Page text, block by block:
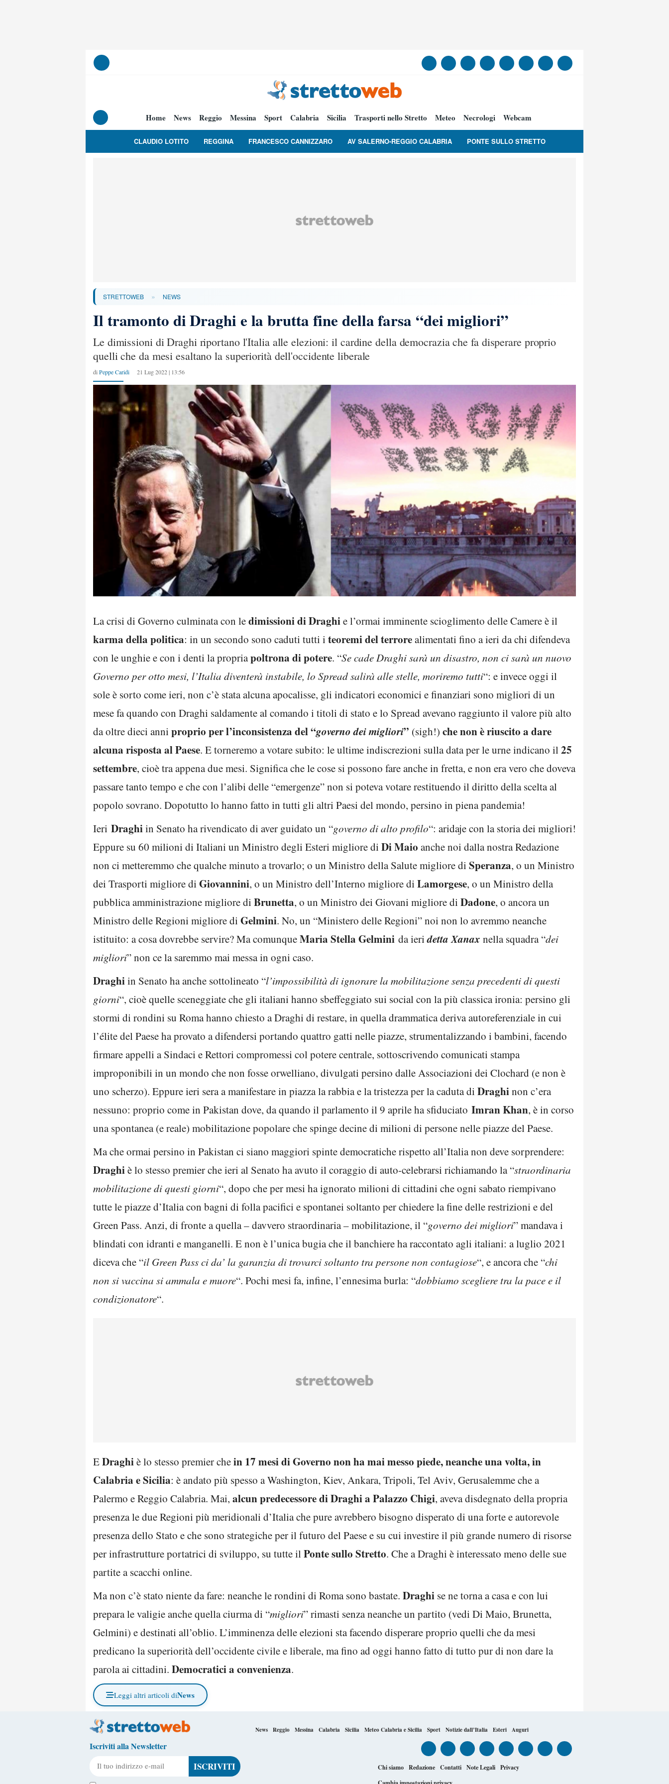
Home News Reggio Messina Sport Calabria Sicilia Trasporti nello Stretto Meteo Necrologi Webcam
CLAUDIO LOTITO REGGINA FRANCESCO CANNIZZARO AV SALERNO-REGGIO CALABRIA PONTE SULLO STRETTO
STRETTOWEB » NEWS
Il tramonto di Draghi e la brutta fine della farsa “dei migliori”
Le dimissioni di Draghi riportano l'Italia alle elezioni: il cardine della democrazia che fa disperare proprio
quelli che da mesi esaltano la superiorità dell'occidente liberale
di Peppe Caridi 21 Lug 2022 | 13:56
La crisi di Governo culminata con ledimissioni di Draghie l’ormai imminente scioglimento delle Camere è il
karma della politica: in un secondo sono caduti tutti i teoremi del terrorealimentati fino a ieri da chi difendeva
con le unghie e con i denti la propriapoltrona di potere. “Se cade Draghi sarà un disastro, non ci sarà un nuovo
Governo per otto mesi, l’Italia diventerà instabile, lo Spread salirà alle stelle, moriremo tutti“: e invece oggi il
sole è sorto come ieri, non c’è stata alcuna apocalisse, gli indicatori economici e finanziari sono migliori di un
mese fa quando con Draghi saldamente al comando i titoli di stato e lo Spread avevano raggiunto il valore più alto
da oltre dieci anni proprio per l’inconsistenza del “governo dei migliori” (sigh!) che non è riuscito a dare
alcuna risposta al Paese. E torneremo a votare subito: le ultime indiscrezioni sulla data per le urne indicano il25
settembre, cioè tra appena due mesi. Significa che le cose si possono fare anche in fretta, e non era vero che doveva
passare tanto tempo e che con l’alibi delle “emergenze” non si poteva votare restituendo il diritto della scelta al
popolo sovrano. Dopotutto lo hanno fatto in tutti gli altri Paesi del mondo, persino in piena pandemia!
Ieri Draghiin Senato ha rivendicato di aver guidato un “governo di alto profilo“: aridaje con la storia dei migliori!
Eppure su 60 milioni di Italiani un Ministro degli Esteri migliore di Di Maio anche noi dalla nostra Redazione
non ci metteremmo che qualche minuto a trovarlo; o un Ministro della Salute migliore di Speranza, o un Ministro
dei Trasporti migliore di Giovannini, o un Ministro dell’Interno migliore di Lamorgese, o un Ministro della
pubblica amministrazione migliore di Brunetta, o un Ministro dei Giovani migliore di Dadone, o ancora un
Ministro delle Regioni migliore di Gelmini. No, un “Ministero delle Regioni” noi non lo avremmo neanche
istituito: a cosa dovrebbe servire? Ma comunqueMaria Stella Gelmini da ieridetta Xanax nella squadra “dei
migliori” non ce la saremmo mai messa in ogni caso.
Draghiin Senato ha anche sottolineato “l’impossibilità di ignorare la mobilitazione senza precedenti di questi
giorni“, cioè quelle sceneggiate che gli italiani hanno sbeffeggiato sui social con la più classica ironia: persino gli
stormi di rondini su Roma hanno chiesto a Draghi di restare, in quella drammatica deriva autoreferenziale in cui
l’élite del Paese ha provato a difendersi portando quattro gatti nelle piazze, strumentalizzando i bambini, facendo
firmare appelli a Sindaci e Rettori compromessi col potere centrale, sottoscrivendo comunicati stampa
improponibili in un mondo che non fosse orwelliano, divulgati persino dalle Associazioni dei Clochard (e non è
uno scherzo). Eppure ieri sera a manifestare in piazza la rabbia e la tristezza per la caduta di Draghinon c’era
nessuno: proprio come in Pakistan dove, da quando il parlamento il 9 aprile ha sfiduciato Imran Khan, è in corso
una spontanea (e reale) mobilitazione popolare che spinge decine di milioni di persone nelle piazze del Paese.
Ma che ormai persino in Pakistan ci siano maggiori spinte democratiche rispetto all’Italia non deve sorprendere:
Draghiè lo stesso premier che ieri al Senato ha avuto il coraggio di auto-celebrarsi richiamando la “straordinaria
mobilitazione di questi giorni“, dopo che per mesi ha ignorato milioni di cittadini che ogni sabato riempivano
tutte le piazze d’Italia con bagni di folla pacifici e spontanei soltanto per chiedere la fine delle restrizioni e del
Green Pass. Anzi, di fronte a quella – davvero straordinaria – mobilitazione, il “governo dei migliori” mandava i
blindati con idranti e manganelli. E non è l’unica bugia che il banchiere ha raccontato agli italiani: a luglio 2021
diceva che “il Green Pass ci da’ la garanzia di trovarci soltanto tra persone non contagiose“, e ancora che “chi
non si vaccina si ammala e muore“. Pochi mesi fa, infine, l’ennesima burla: “dobbiamo scegliere tra la pace e il
condizionatore“.
EDraghiè lo stesso premier chein 17 mesi di Governo non ha mai messo piede, neanche una volta, in
Calabria e Sicilia: è andato più spesso a Washington, Kiev, Ankara, Tripoli, Tel Aviv, Gerusalemme che a
Palermo e Reggio Calabria. Mai, alcun predecessore di Draghi a Palazzo Chigi, aveva disdegnato della propria
presenza le due Regioni più meridionali d’Italia che pure avrebbero bisogno disperato di una forte e autorevole
presenza dello Stato e che sono strategiche per il futuro del Paese e su cui investire il più grande numero di risorse
per infrastrutture portatrici di sviluppo, su tutte ilPonte sullo Stretto. Che a Draghi è interessato meno delle sue
partite a scacchi online.
Ma non c’è stato niente da fare: neanche le rondini di Roma sono bastate. Draghi se ne torna a casa e con lui
prepara le valigie anche quella ciurma di “migliori” rimasti senza neanche un partito (vedi Di Maio, Brunetta,
Gelmini) e destinati all’oblio. L’imminenza delle elezioni sta facendo disperare proprio quelli che da mesi
predicano la superiorità dell’occidente civile e liberale, ma fino ad oggi hanno fatto di tutto pur di non dare la
parola ai cittadini. Democratici a convenienza.
Leggi altri articoli diNews
News Reggio Messina Calabria Sicilia Meteo Calabria e Sicilia Sport Notizie dall’Italia Esteri Auguri
Iscriviti alla Newsletter
Chi siamo Redazione Contatti Note Legali Privacy